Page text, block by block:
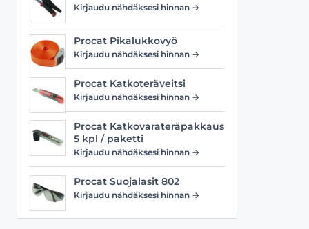
Kirjaudu nähdäksesi hinnan →
Procat Pikalukkovyö
Kirjaudu nähdäksesi hinnan →
Procat Katkoteräveitsi
Kirjaudu nähdäksesi hinnan →
Procat Katkovarateräpakkaus
5 kpl / paketti
Kirjaudu nähdäksesi hinnan →
Procat Suojalasit 802
Kirjaudu nähdäksesi hinnan →